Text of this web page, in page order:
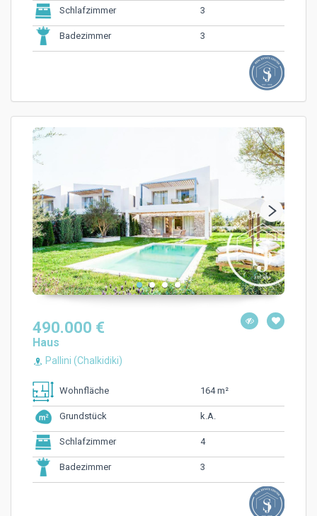
Schlafzimmer 3
Badezimmer 3
490.000 €
Haus
Pallini (Chalkidiki)
Wohnfläche 164 m²
Grundstück k.A.
Schlafzimmer 4
Badezimmer 3